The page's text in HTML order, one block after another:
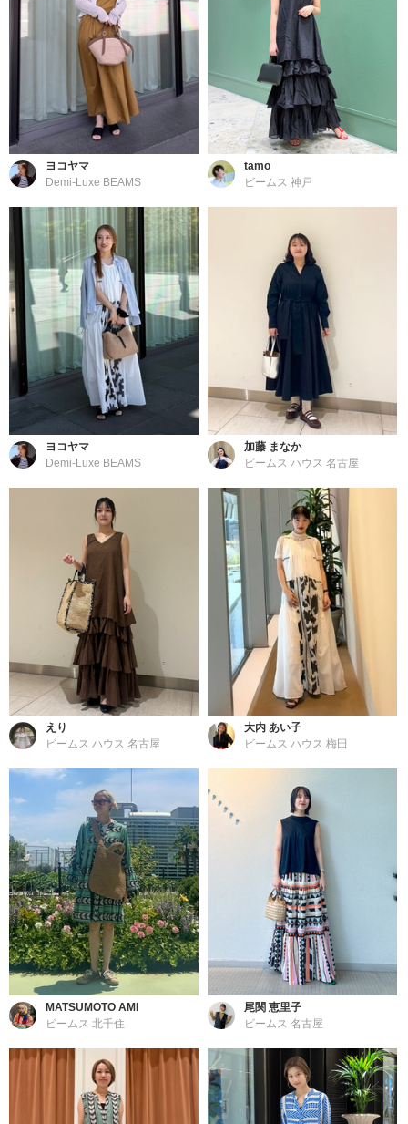
ヨコヤマ
Demi-Luxe BEAMS
tamo
ビームス 神戸
ヨコヤマ
Demi-Luxe BEAMS
加藤 まなか
ビームス ハウス 名古屋
えり
ビームス ハウス 名古屋
大内 あい子
ビームス ハウス 梅田
MATSUMOTO AMI
ビームス 北千住
尾関 恵里子
ビームス 名古屋